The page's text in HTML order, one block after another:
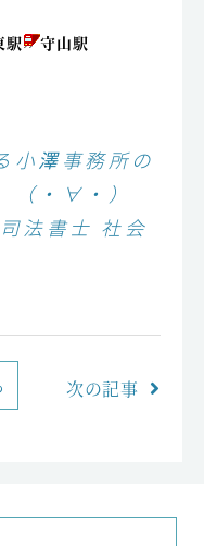
駅
守山駅
（・∀・）
法書士 社会
次の記事